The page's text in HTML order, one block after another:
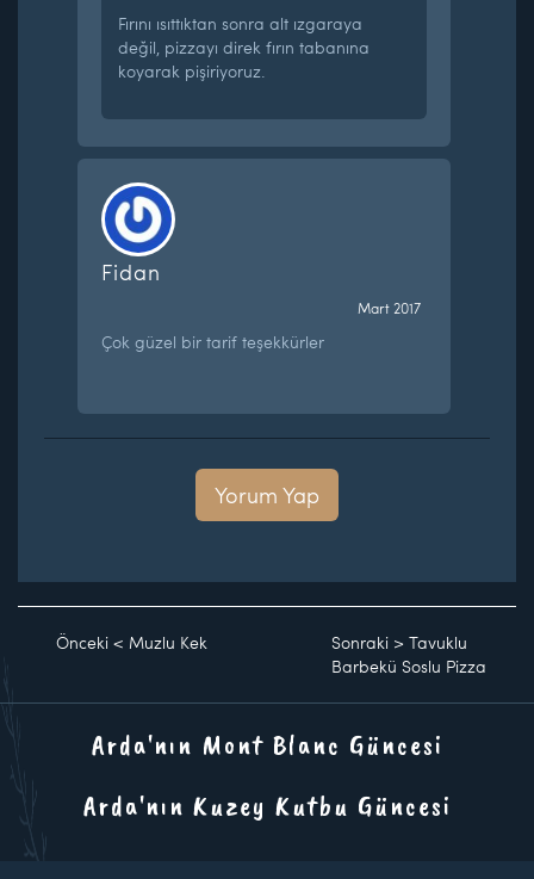
Fırını ısıttıktan sonra alt ızgaraya
değil, pizzayı direk fırın tabanına
koyarak pişiriyoruz.
Fidan
Mart 2017
Çok güzel bir tarif teşekkürler
Yorum Yap
Önceki < Muzlu Kek Sonraki >Tavuklu
Barbekü Soslu Pizza
Arda'nın Mont Blanc Güncesi
Arda'nın Kuzey Kutbu Güncesi